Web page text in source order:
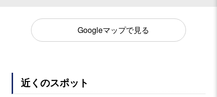
Googleマップで見る
近くのスポット